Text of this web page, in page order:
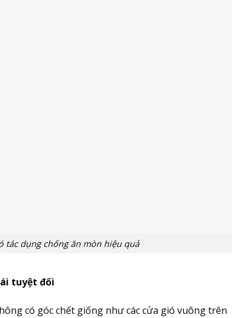
tác dụng chống ăn mòn hiệu quả
tuyệt đối
có góc chết giống như các cửa gió vuông trên